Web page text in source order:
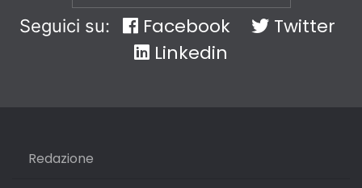
Seguici su: Facebook
Twitter
Linkedin
Redazione